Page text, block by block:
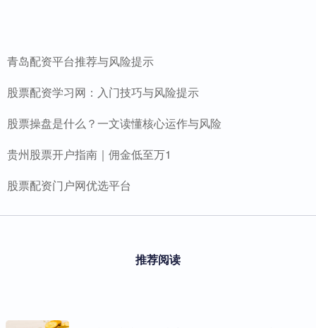
青岛配资平台推荐与风险提示
股票配资学习网：入门技巧与风险提示
股票操盘是什么？一文读懂核心运作与风险
贵州股票开户指南｜佣金低至万1
股票配资门户网优选平台
推荐阅读